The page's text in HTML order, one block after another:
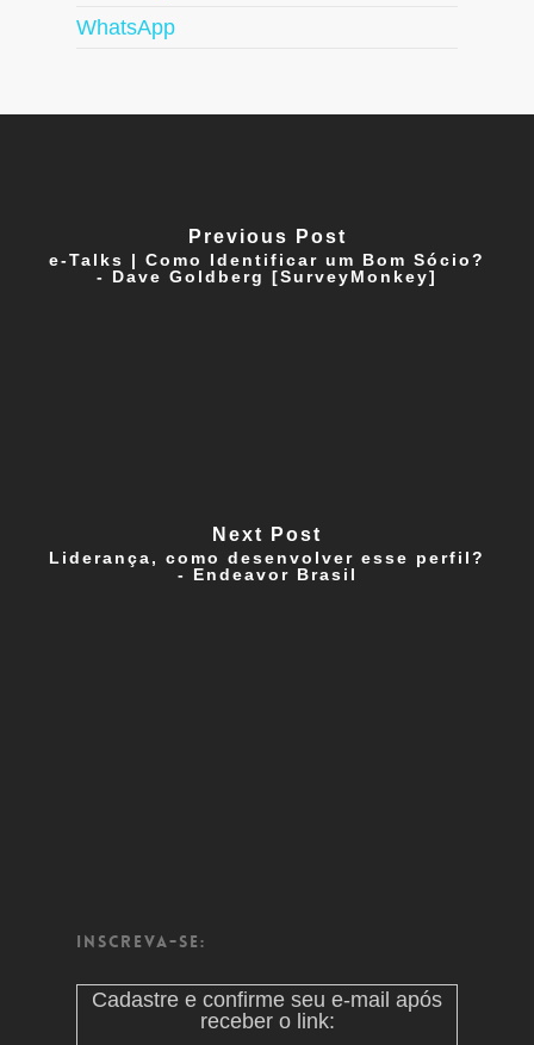
WhatsApp
Previous Post
e-Talks | Como Identificar um Bom Sócio?
- Dave Goldberg [SurveyMonkey]
Next Post
Liderança, como desenvolver esse perfil?
- Endeavor Brasil
Inscreva-se:
Cadastre e confirme seu e-mail após
receber o link: